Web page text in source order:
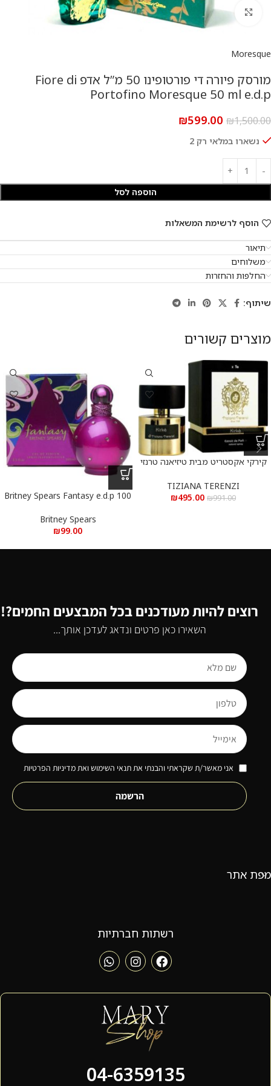
להגדלת התמונה
Moresque
מורסק פיורה די פורטופינו 50 מ”ל אדפ Fiore di
Portofino Moresque 50 ml e.d.p
₪1,500.00
₪599.00
נשארו במלאי רק 2
הוספה לסל
הוסף לרשימת המשאלות
תיאור
משלוחים
החלפות והחזרות
שיתוף:
מוצרים קשורים
קירקי אקסטריט מבית טיזיאנה טרנזי
Parfum 100 ml
TIZIANA TERENZI
₪991.00
₪495.00
Britney Spears Fantasy e.d.p 100
מ”ל
Britney Spears
₪99.00
רוצים להיות מעודכנים בכל המבצעים החמים?!
השאירו כאן פרטים ונדאג לעדכן אותך...
אני מאשר/ת שקראתי והבנתי את תנאי השימוש ואת מדיניות הפרטיות
הרשמה
מפת אתר
רשתות חברתיות
04-6359135